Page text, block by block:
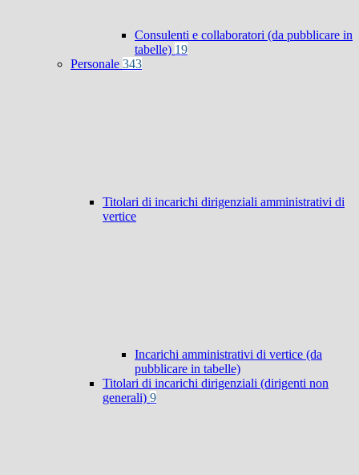
Consulenti e collaboratori (da pubblicare in
tabelle) 19
Personale 343
Titolari di incarichi dirigenziali amministrativi di
vertice
Incarichi amministrativi di vertice (da
pubblicare in tabelle)
Titolari di incarichi dirigenziali (dirigenti non
generali) 9